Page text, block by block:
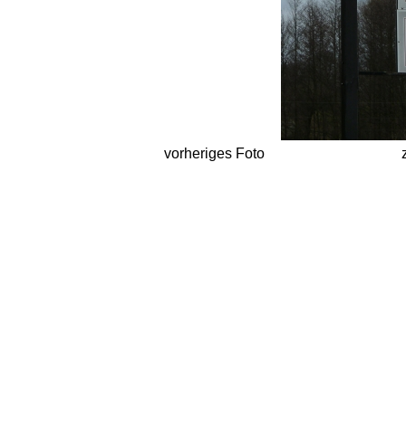
vorheriges Foto